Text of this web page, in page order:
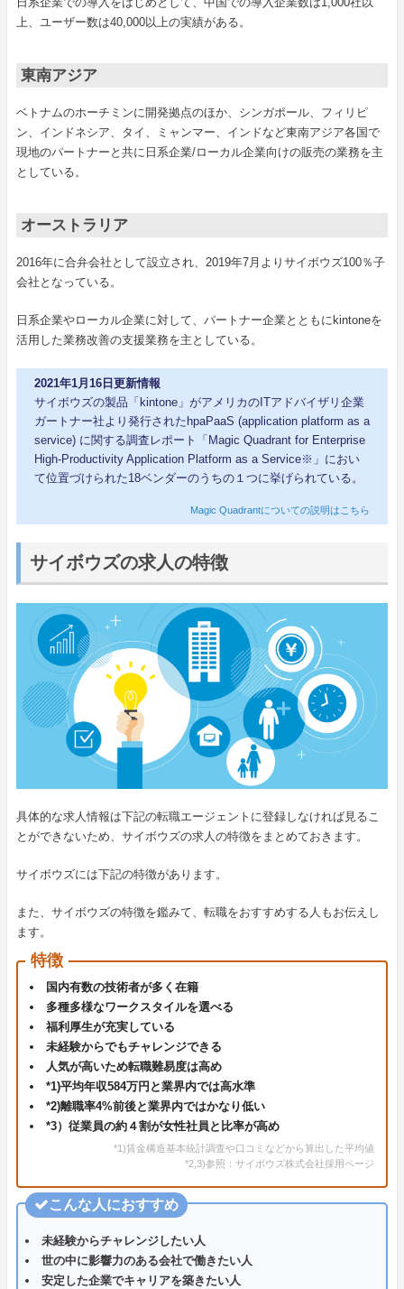
上、ユーザー数は40,000以上の実績がある。
東南アジア
ベトナムのホーチミンに開発拠点のほか、シンガポール、フィリピ
ン、インドネシア、タイ、ミャンマー、インドなど東南アジア各国で
現地のパートナーと共に日系企業/ローカル企業向けの販売の業務を主
としている。
オーストラリア
2016年に合弁会社として設立され、2019年7月よりサイボウズ100％子
会社となっている。
日系企業やローカル企業に対して、パートナー企業とともにkintoneを
活用した業務改善の支援業務を主としている。
2021年1月16日更新情報
サイボウズの製品「kintone」がアメリカのITアドバイザリ企業
ガートナー社より発行されたhpaPaaS (application platform as a
service) に関する調査レポート「Magic Quadrant for Enterprise
High-Productivity Application Platform as a Service※」におい
て位置づけられた18ベンダーのうちの１つに挙げられている。
Magic Quadrantについての説明はこちら
サイボウズの求人の特徴
具体的な求人情報は下記の転職エージェントに登録しなければ見るこ
とができないため、サイボウズの求人の特徴をまとめておきます。
サイボウズには下記の特徴があります。
また、サイボウズの特徴を鑑みて、転職をおすすめする人もお伝えし
ます。
特徴
国内有数の技術者が多く在籍
多種多様なワークスタイルを選べる
福利厚生が充実している
未経験からでもチャレンジできる
人気が高いため転職難易度は高め
*1)平均年収584万円と業界内では高水準
*2)離職率4%前後と業界内ではかなり低い
*3）従業員の約４割が女性社員と比率が高め
*1)賃金構造基本統計調査や口コミなどから算出した平均値
*2,3)参照：サイボウズ株式会社採用ページ
こんな人におすすめ
未経験からチャレンジしたい人
世の中に影響力のある会社で働きたい人
安定した企業でキャリアを築きたい人